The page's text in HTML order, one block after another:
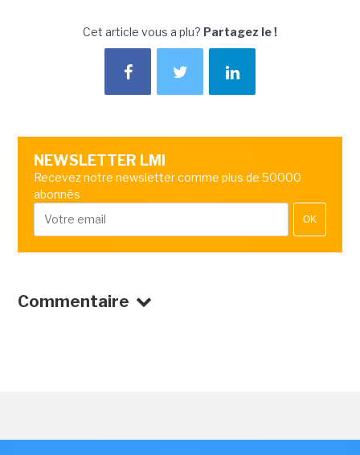
Cet article vous a plu? Partagez le !
NEWSLETTER LMI
Recevez notre newsletter comme plus de 50000
abonnés
OK
Commentaire